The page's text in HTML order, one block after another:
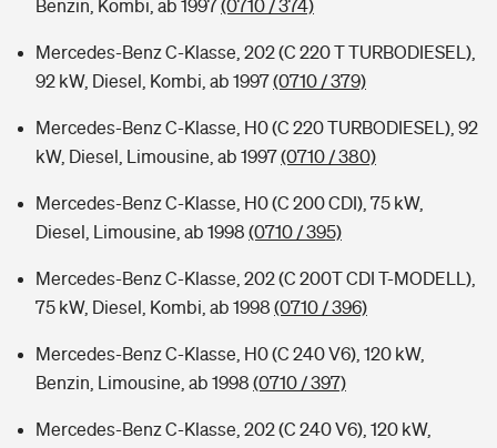
Benzin, Kombi, ab 1997(0710 / 374)
Mercedes-Benz C-Klasse, 202 (C 220 T TURBODIESEL),
92 kW, Diesel, Kombi, ab 1997(0710 / 379)
Mercedes-Benz C-Klasse, H0 (C 220 TURBODIESEL), 92
kW, Diesel, Limousine, ab 1997(0710 / 380)
Mercedes-Benz C-Klasse, H0 (C 200 CDI), 75 kW,
Diesel, Limousine, ab 1998 (0710 / 395)
Mercedes-Benz C-Klasse, 202 (C 200T CDI T-MODELL),
75 kW, Diesel, Kombi, ab 1998 (0710 / 396)
Mercedes-Benz C-Klasse, H0 (C 240 V6), 120 kW,
Benzin, Limousine, ab 1998 (0710 / 397)
Mercedes-Benz C-Klasse, 202 (C 240 V6), 120 kW,